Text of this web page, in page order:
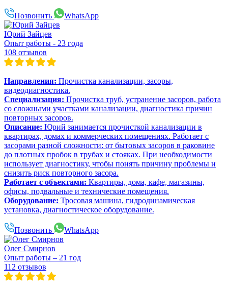
Позвонить WhatsApp
Юрий Зайцев
Опыт работы - 23 года
108 отзывов
Направления: Прочистка канализации, засоры,
видеодиагностика.
Специализация: Прочистка труб, устранение засоров, работа
со сложными участками канализации, диагностика причин
повторных засоров.
Описание: Юрий занимается прочисткой канализации в
квартирах, домах и коммерческих помещениях. Работает с
засорами разной сложности: от бытовых засоров в раковине
до плотных пробок в трубах и стояках. При необходимости
использует диагностику, чтобы понять причину проблемы и
снизить риск повторного засора.
Работает с объектами: Квартиры, дома, кафе, магазины,
офисы, подвальные и технические помещения.
Оборудование: Тросовая машина, гидродинамическая
установка, диагностическое оборудование.
Позвонить WhatsApp
Олег Смирнов
Опыт работы – 21 год
112 отзывов